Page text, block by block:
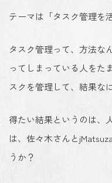
テーマは「タスク管理を
タスク管理って、方法な
ってしまっている人をた
スクを管理して、結果な
得たい結果というのは、
は、佐々木さんと
うか？